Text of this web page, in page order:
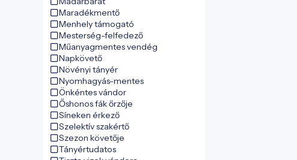
Maradékmentő
Menhely támogató
Mesterség-felfedező
Műanyagmentes vendég
Napkövető
Növényi tányér
Nyomhagyás-mentes
Önkéntes vándor
Őshonos fák őrzője
Síneken érkező
Szelektív szakértő
Szezon követője
Tányértudatos